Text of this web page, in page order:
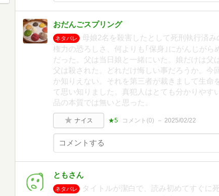
おだんごスプリング
ネタバレ
母娘2名を殺害したとして死刑執行済
権力の恐ろしさ、何よりも｢保身｣にがんじが
だった。父は当日娘と一緒にいた。娘だけは父
父は殺された。どれだけ悔しい事だろうか。今
か知りえない。それを第三者が裁きまして生命
て思い知りました。真犯人はとても分かりやす
品の本質では無いと思った。
ナイス ★5 コメント(0) 2025/02/22
ともさん
ネタバレ
タイトルが潔白で、読み初めてすぐに